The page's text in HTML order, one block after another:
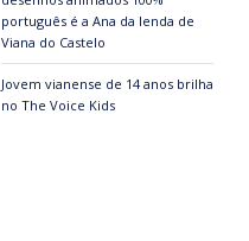
português é a Ana da lenda de
Viana do Castelo
Jovem vianense de 14 anos brilha
no The Voice Kids